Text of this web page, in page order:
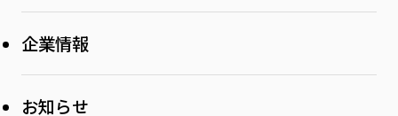
Dynamics 365 FO 導入支援
DX導入支援
企業情報
お知らせ